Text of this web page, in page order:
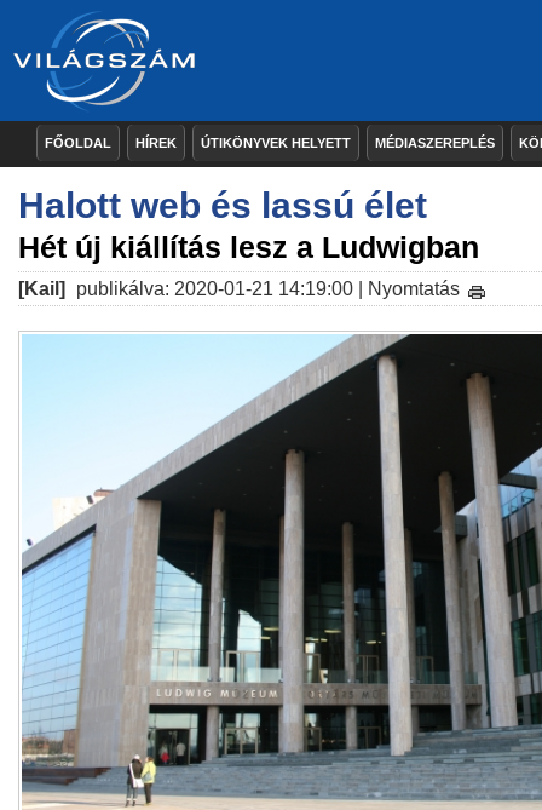
FŐOLDAL HÍREK ÚTIKÖNYVEK HELYETT MÉDIASZEREPLÉS
Halott web és lassú élet
Hét új kiállítás lesz a Ludwigban
[Kail] publikálva: 2020-01-21 14:19:00 | Nyomtatás